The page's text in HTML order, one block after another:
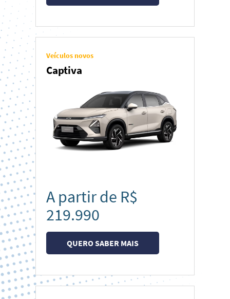
Veículos novos
Captiva
A partir de R$
219.990
QUERO SABER MAIS